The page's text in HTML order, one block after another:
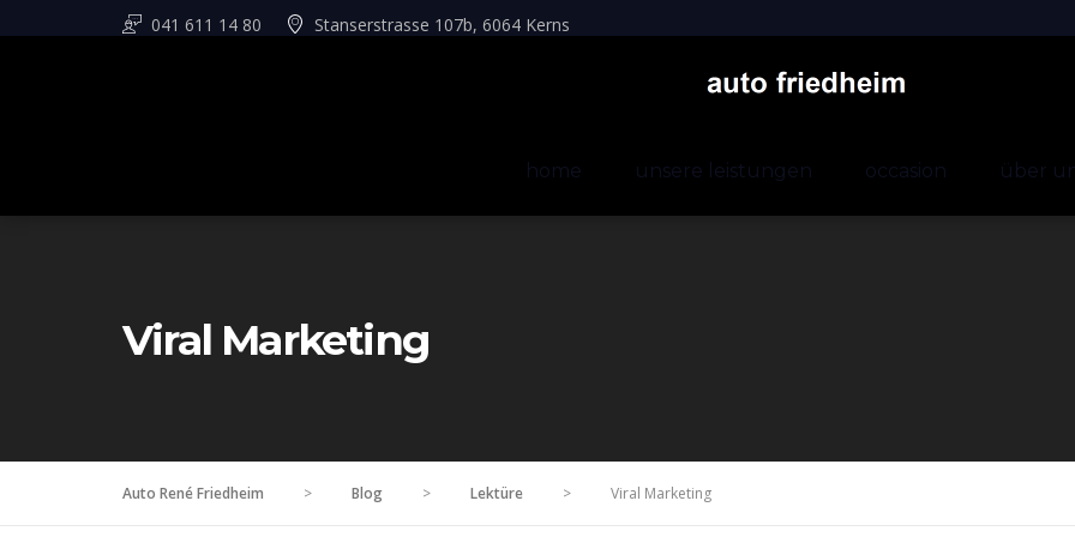
041 611 14 80 Stanserstrasse 107b, 6064 Kerns
home unsere leistungen occasion über
Viral Marketing
Auto René Friedheim > Blog > Lektüre > Viral Marketing